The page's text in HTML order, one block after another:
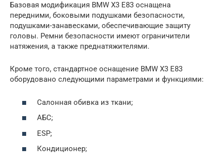
Базовая модификация BMW X3 E83 оснащена
передними, боковыми подушками безопасности,
подушками-занавесками, обеспечивающие защиту
головы. Ремни безопасности имеют ограничители
натяжения, а также преднатяжителями.
Кроме того, стандартное оснащение BMW X3 E83
оборудовано следующими параметрами и функциями:
Салонная обивка из ткани;
АБС;
ESP;
Кондиционер;